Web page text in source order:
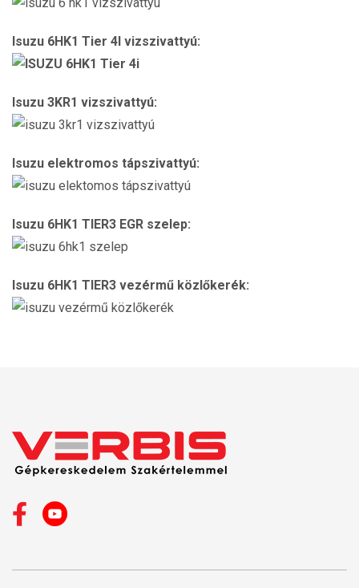
Isuzu 6HK1 Tier 4I vizszivattyú:
Isuzu 3KR1 vizszivattyú:
Isuzu elektromos tápszivattyú:
Isuzu 6HK1 TIER3 EGR szelep:
Isuzu 6HK1 TIER3 vezérmű közlőkerék: